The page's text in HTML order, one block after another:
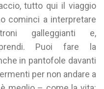
tutto qui il viaggio
cominci a interpretare
galleggianti e,
Puoi fare la
in pantofole davanti
per non andare a